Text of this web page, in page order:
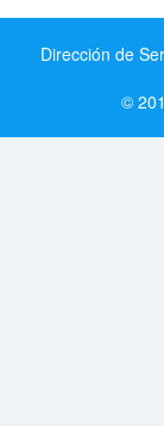
Dirección de
©